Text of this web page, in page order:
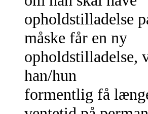
opholdstilladelse
måske får en ny
opholdstilladelse,
han/hun
formentlig få